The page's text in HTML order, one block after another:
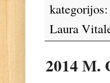
kategorijos:
Laura
2014 M.